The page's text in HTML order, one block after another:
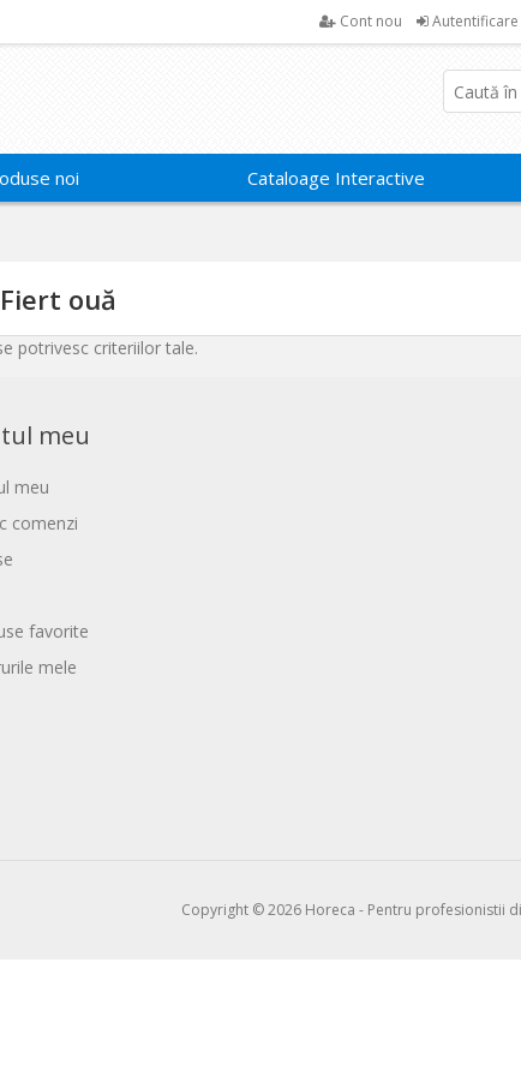
Cont nou Autentificare
noi Cataloage Interactive
ouă
potrivesc criteriilor tale.
meu
meu
comenzi
favorite
mele
Copyright © 2026 Horeca - Pentru profesionistii